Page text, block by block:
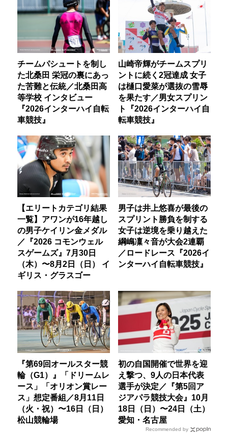
チームパシュートを制し
た北桑田 栄冠の裏にあっ
た苦難と伝統／北桑田高
等学校 インタビュー
『2026インターハイ自転
車競技』
山崎帝輝がチームスプリ
ントに続く2冠達成 女子
は樋口愛菜が選抜の雪辱
を果たす／男女スプリン
ト『2026インターハイ自
転車競技』
【エリートカテゴリ結果
一覧】アワンが16年越し
の男子ケイリン金メダル
／『2026 コモンウェル
スゲームズ』7月30日
（木）〜8月2日（日） イ
ギリス・グラスゴー
男子は井上悠喜が最後の
スプリント勝負を制する
女子は逆境を乗り越えた
綱嶋凜々音が大会2連覇
／ロードレース『2026イ
ンターハイ自転車競技』
『第69回オールスター競
輪（G1）』「ドリームレ
ース」「オリオン賞レー
ス」想定番組／8月11日
（火・祝）〜16日（日）
松山競輪場
初の自国開催で世界を迎
え撃つ、9人の日本代表
選手が決定／『第5回ア
ジアパラ競技大会』10月
18日（日）〜24日（土）
愛知・名古屋
Recommended by